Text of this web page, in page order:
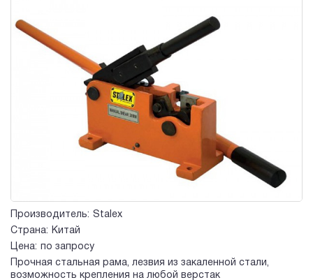
Производитель: Stalex
Страна:
Китай
Цена:
по запросу
Прочная стальная рама, лезвия из закаленной стали,
возможность крепления на любой верстак